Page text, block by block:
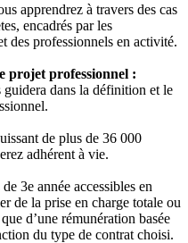
apprendrez à travers des cas
encadrés par les
des professionnels en activité.
projet professionnel :
dans la définition et le
de plus de 36 000
adhérent à vie.
3e année accessibles en
de la prise en charge totale ou
d’une rémunération basée
du type de contrat choisi.